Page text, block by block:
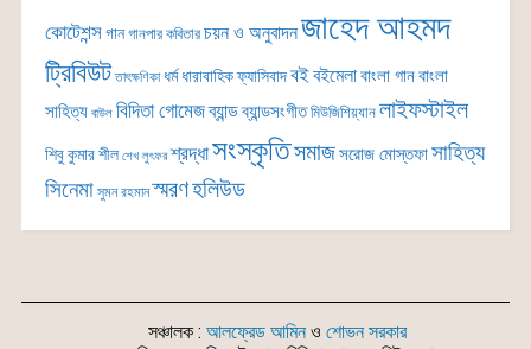
কোটেশন্সগান গানপার কবিতার চয়ন ও অনুবাদনজাহেদ আহমদ
ট্রিবিউট তাৎক্ষণিকা ধর্ম ধারাবাহিকফ্যাসিবাদবইবইমেলাবাংলা গানবাংলা
সাহিত্য বাউল বিদিতা গোমেজব্যান্ডব্যান্ডসংগীত মিউজিশিয়্যান লাইফস্টাইল
শিবু কুমার শীল শেখ লুৎফর শ্রদ্ধাসংস্কৃতিসমাজসরোজ মোস্তফাসাহিত্য
সিনেমা সুমন রহমান স্মরণহলিউড
সঞ্চালক : আলফ্রেড আমিনও শোভন সরকার